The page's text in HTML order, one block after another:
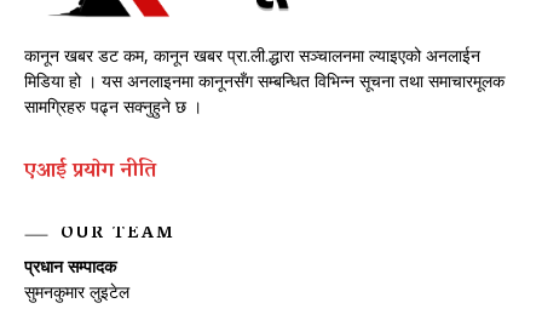
कानून खबर डट कम, कानून खबर प्रा.ली.द्धारा सञ्चालनमा ल्याइएको अनलाईन
मिडिया हो । यस अनलाइनमा कानूनसँग सम्बन्धित विभिन्न सूचना तथा समाचारमूलक
सामग्रिहरु पढ्न सक्नुहुने छ ।
एआई प्रयाेग नीति
OUR TEAM
प्रधान सम्पादक
सुमनकुमार लुइटेल